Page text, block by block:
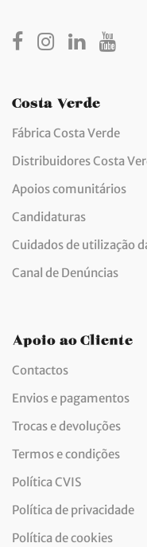
Costa Verde
Fábrica Costa Verde
Distribuidores Costa
Apoios comunitários
Candidaturas
Cuidados de utilização
Canal de Denúncias
Apoio ao Cliente
Contactos
Envios e pagamentos
Trocas e devoluções
Termos e condições
Política CVIS
Política de privacidade
Política de cookies